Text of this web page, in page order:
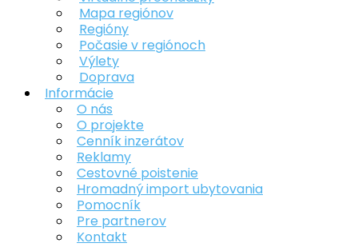
Mapa regiónov
Regióny
Počasie v regiónoch
Výlety
Doprava
Informácie
O nás
O projekte
Cenník inzerátov
Reklamy
Cestovné poistenie
Hromadný import ubytovania
Pomocník
Pre partnerov
Kontakt